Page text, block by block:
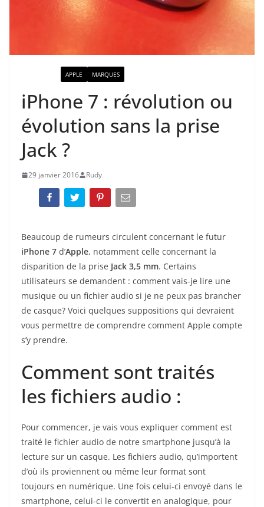
APPLE MARQUES
iPhone 7 : révolution ou
évolution sans la prise
Jack ?
29 janvier 2016 Rudy
Beaucoup de rumeurs circulent concernant le futur
iPhone 7 d’Apple, notamment celle concernant la
disparition de la prise Jack 3,5 mm. Certains
utilisateurs se demandent : comment vais-je lire une
musique ou un fichier audio si je ne peux pas brancher
de casque? Voici quelques suppositions qui devraient
vous permettre de comprendre comment Apple compte
s’y prendre.
Comment sont traités
les fichiers audio :
Pour commencer, je vais vous expliquer comment est
traité le fichier audio de notre smartphone jusqu’à la
lecture sur un casque. Les fichiers audio, qu’importent
d’où ils proviennent ou même leur format sont
toujours en numérique. Une fois celui-ci envoyé dans le
smartphone, celui-ci le convertit en analogique, pour